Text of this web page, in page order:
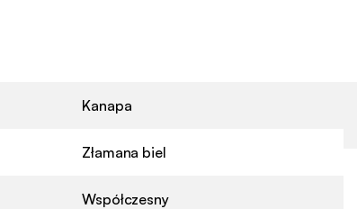
Kanapa
Złamana biel
Współczesny